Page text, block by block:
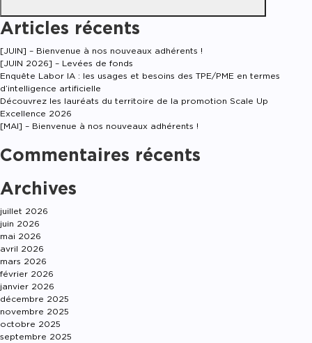
Articles récents
[JUIN] – Bienvenue à nos nouveaux adhérents !
[JUIN 2026] – Levées de fonds
Enquête Labor IA : les usages et besoins des TPE/PME en termes
d’intelligence artificielle
Découvrez les lauréats du territoire de la promotion Scale Up
Excellence 2026
[MAI] – Bienvenue à nos nouveaux adhérents !
Commentaires récents
Archives
juillet 2026
juin 2026
mai 2026
avril 2026
mars 2026
février 2026
janvier 2026
décembre 2025
novembre 2025
octobre 2025
septembre 2025